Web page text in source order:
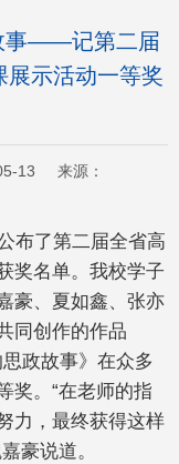
事——记第二届
展示活动一等奖
05-13 来源：
布了第二届全省高
奖名单。我校学子
豪、夏如鑫、张亦
同创作的作品
思政故事》在众多
奖。“在老师的指
力，最终获得这样
豪说道。